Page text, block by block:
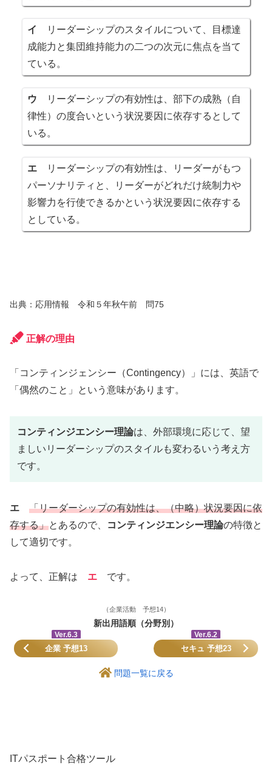
イ
リーダーシップのスタイルについて、目標達
成能力と集団維持能力の二つの次元に焦点を当て
ている。
ウ リーダーシップの有効性は、部下の成熟（自
律性）の度合いという状況要因に依存するとして
いる。
エ リーダーシップの有効性は、リーダーがもつ
パーソナリティと、リーダーがどれだけ統制力や
影響力を行使できるかという状況要因に依存する
としている。
出典：応用情報 令和５年秋午前 問75
正解の理由
「コンティンジェンシー（Contingency）」には、英語で
「偶然のこと」という意味があります。
コンティンジエンシー理論は、外部環境に応じて、望
ましいリーダーシップのスタイルも変わるいう考え方
です。
エ
「リーダーシップの有効性は、（中略）状況要因に依
存する」とあるので、 コンティンジエンシー理論の特徴と
して適切です。
よって、正解は エ です。
（企業活動 予想14）
新出用語順（分野別）
Ver.6.3 Ver.6.2
企業 予想13 セキュ 予想23
問題一覧に戻る
ITパスポート合格ツール